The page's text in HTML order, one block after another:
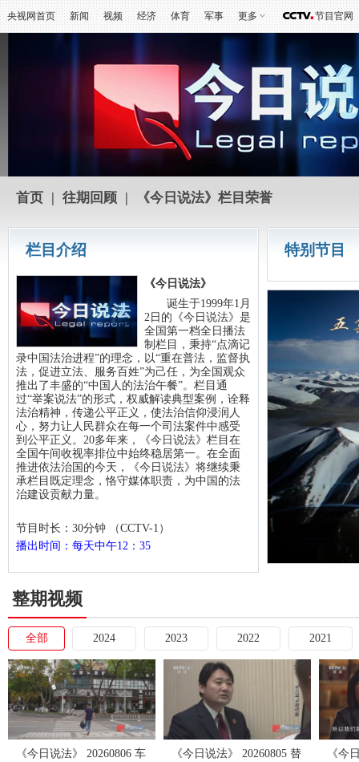
央视网首页 新闻 视频 经济 体育 军事 更多 节目官网
首页 | 往期回顾 | 《今日说法》栏目荣誉
栏目介绍
《今日说法》
诞生于1999年1月
2日的《今日说法》是
全国第一档全日播法
制栏目，秉持“点滴记
录中国法治进程”的理念，以“重在普法，监督执
法，促进立法、服务百姓”为己任，为全国观众
推出了丰盛的“中国人的法治午餐”。栏目通
过“举案说法”的形式，权威解读典型案例，诠释
法治精神，传递公平正义，使法治信仰浸润人
心，努力让人民群众在每一个司法案件中感受
到公平正义。20多年来，《今日说法》栏目在
全国午间收视率排位中始终稳居第一。在全面
推进依法治国的今天，《今日说法》将继续秉
承栏目既定理念，恪守媒体职责，为中国的法
治建设贡献力量。
节目时长： 30分钟 （CCTV-1）
播出时间：每天中午12：35
特别节目
整期视频
全部 2024 2023 2022 2021
《今日说法》 20260806 车
《今日说法》 20260805 替
《今